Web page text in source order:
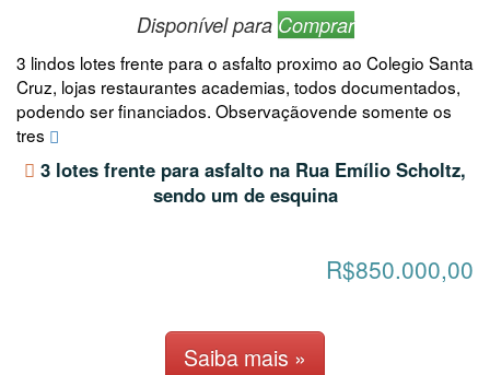
Disponível para Comprar
3 lindos lotes frente para o asfalto proximo ao Colegio Santa
Cruz, lojas restaurantes academias, todos documentados,
podendo ser financiados. Observaçãovende somente os
tres
3 lotes frente para asfalto na Rua Emílio Scholtz,
sendo um de esquina
R$850.000,00
Saiba mais »